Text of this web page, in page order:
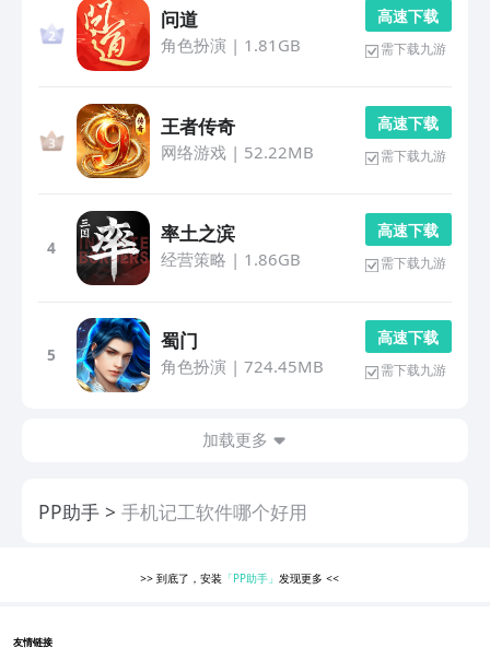
问道
角色扮演 | 1.81GB
高 速 下 载
需下载九游
王者传奇
网络游戏| 52.22MB
高 速 下 载
需下载九游
4
率土之滨
经营策略 | 1.86GB
高 速 下 载
需下载九游
5
蜀门
角色扮演 | 724.45MB
高 速 下 载
需下载九游
加载更多
PP助手 手机记工软件哪个好用
>> 到底了，安装 「PP助手」 发现更多<<
友情链接